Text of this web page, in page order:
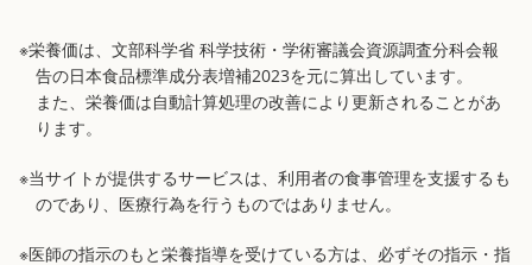
※栄養価は、文部科学省 科学技術・学術審議会資源調査分科会報
告の日本食品標準成分表増補2023を元に算出しています。
また、栄養価は自動計算処理の改善により更新されることがあ
ります。
※当サイトが提供するサービスは、利用者の食事管理を支援するも
のであり、医療行為を行うものではありません。
※医師の指示のもと栄養指導を受けている方は、必ずその指示・指